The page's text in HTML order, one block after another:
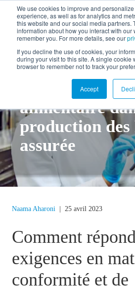
We use cookies to improve and
experience, as well as for analytics and
this website and our social media partners.
information about how you interact with our
remember you. For more details, see our
If you decline the use of cookies, your
during your visit to this site. A single cookie
browser to remember not to track your
Accept
Retour au blogue
Conformité de
alimentaire
production
assurée
Naama Aharoni 25 avril 2023
Comment
exigences en
conformité et de